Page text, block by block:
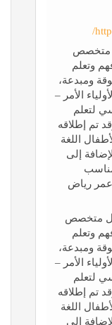
متخصص
وتعلم
ومبدعة،
لأولياء الأمر –
لتعلم
تم إطلاقه
اللغة
إلى
رياض
متخصص
وتعلم
ومبدعة،
لأولياء الأمر –
لتعلم
تم إطلاقه
اللغة
إلى